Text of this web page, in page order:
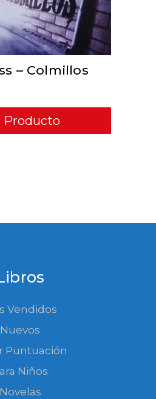
– Colmillos
Producto
Vendidos
Nuevos
Puntuación
Niños
Novelas